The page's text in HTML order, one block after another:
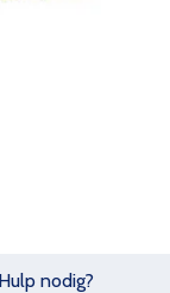
Hulp nodig?